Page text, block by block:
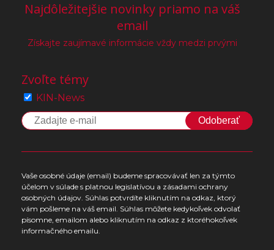
Najdôležitejšie novinky priamo na váš
email
Získajte zaujímavé informácie vždy medzi prvými
Zvoľte témy
KIN-News
Odoberať
Vaše osobné údaje (email) budeme spracovávať len za týmto
účelom v súlade s platnou legislatívou a zásadami ochrany
osobných údajov. Súhlas potvrdíte kliknutím na odkaz, ktorý
vám pošleme na váš email. Súhlas môžete kedykoľvek odvolať
písomne, emailom alebo kliknutím na odkaz z ktoréhokoľvek
informačného emailu.